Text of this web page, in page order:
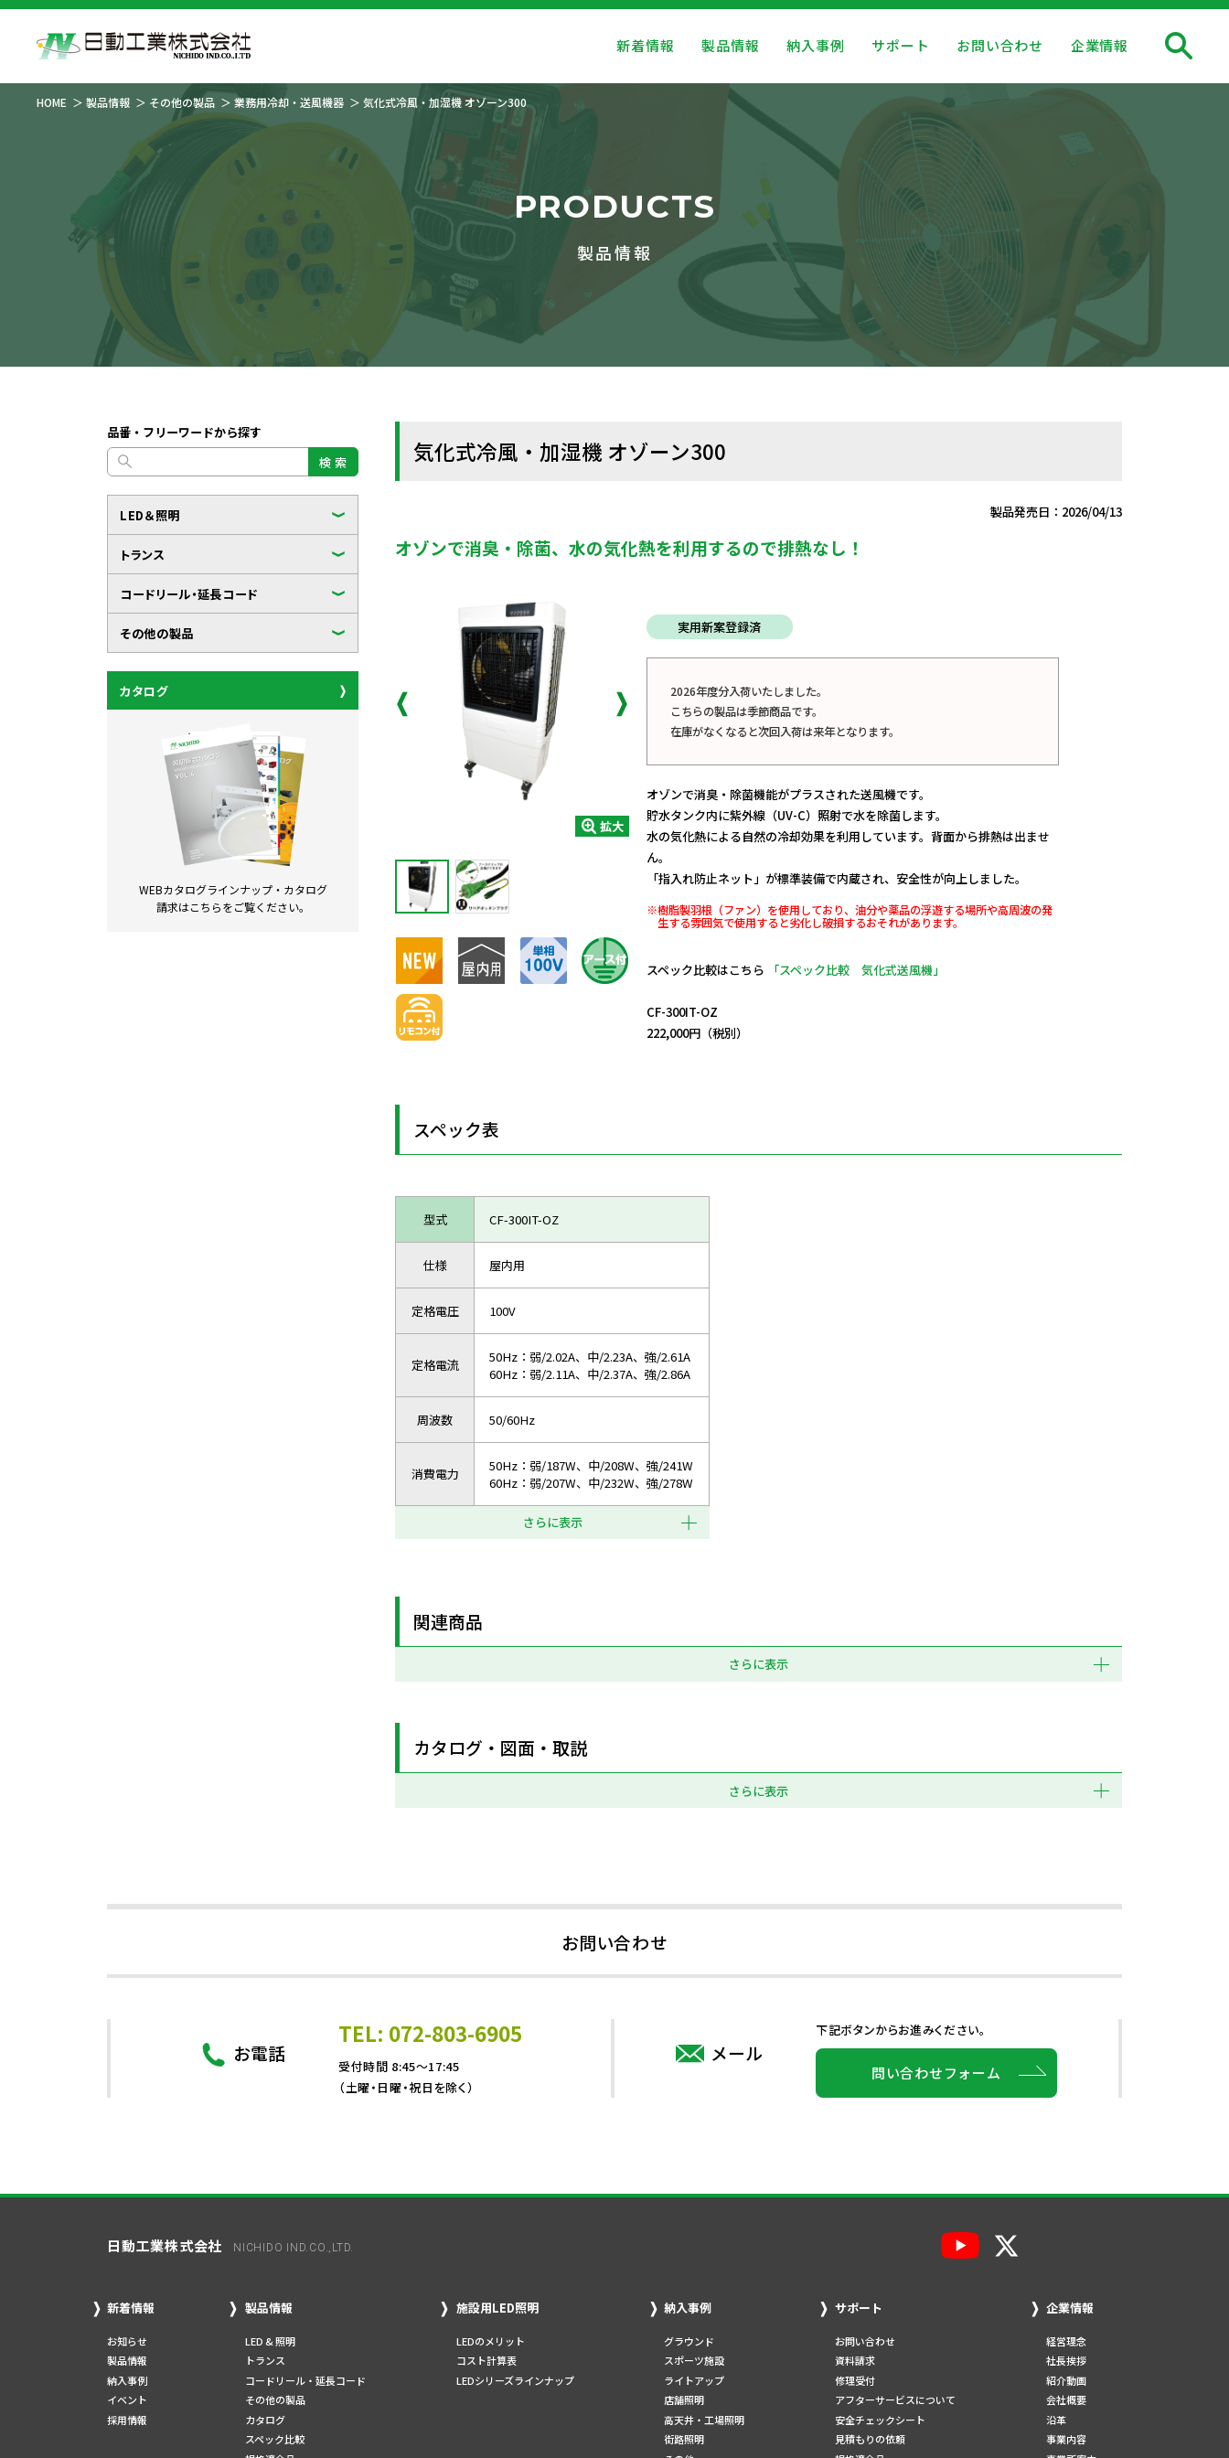
新着情報 製品情報 納入事例 サポート お問い合わせ 企業情報
HOME 製品情報 その他の製品 業務用冷却・送風機器 気化式冷風・加湿機 オゾーン300
PRODUCTS
製品情報
品番・フリーワードから探す
検 索
LED＆照明
トランス
コードリール・延長コード
その他の製品
カタログ
WEBカタログラインナップ・ カタログ
請求はこちらをご覧ください。
気化式冷風・加湿機 オゾーン300
製品発売日：2026/04/13
オゾンで消臭・除菌、水の気化熱を利用するので排熱なし！
拡大
実用新案登録済
2026年度分入荷いたしました。
こちらの製品は季節商品です。
在庫がなくなると次回入荷は来年となります。
オゾンで消臭・除菌機能がプラスされた送風機です。
貯水タンク内に紫外線（UV-C）照射で水を除菌します。
水の気化熱による自然の冷却効果を利用しています。背面から排熱は出ませ
ん。
「指入れ防止ネット」が標準装備で内蔵され、安全性が向上しました。
※樹脂製羽根（ファン）を使用しており、油分や薬品の浮遊する場所や高周波の発
生する雰囲気で使用すると劣化し破損するおそれがあります。
スペック比較はこちら
「スペック比較 気化式送風機」
CF-300IT-OZ
222,000円（税別）
スペック表
型式 CF-300IT-OZ
仕様 屋内用
定格電圧 100V
定格電流
50Hz：弱/2.02A、中/2.23A、強/2.61A
60Hz：弱/2.11A、中/2.37A、強/2.86A
周波数 50/60Hz
消費電力
50Hz：弱/187W、中/208W、強/241W
60Hz：弱/207W、中/232W、強/278W
さらに表示
関連商品
さらに表示
カタログ・図面・取説
さらに表示
お問い合わせ
お電話
TEL: 072-803-6905
受付時間 8:45～17:45
（土曜・日曜・祝日を除く）
メール
下記ボタンからお進みください。
問い合わせフォーム
日動工業株式会社 NICHIDO IND.CO.,LTD.
新着情報
お知らせ
製品情報
納入事例
イベント
採用情報
製品情報
LED & 照明
トランス
コードリール・延長コード
その他の製品
カタログ
スペック比較
施設用LED照明
LEDのメリット
コスト計算表
LEDシリーズラインナップ
納入事例
グラウンド
スポーツ施設
ライトアップ
店舗照明
高天井・工場照明
街路照明
サポート
お問い合わせ
資料請求
修理受付
アフターサービスについて
安全チェックシート
見積もりの依頼
企業情報
経営理念
社長挨拶
紹介動画
会社概要
沿革
事業内容